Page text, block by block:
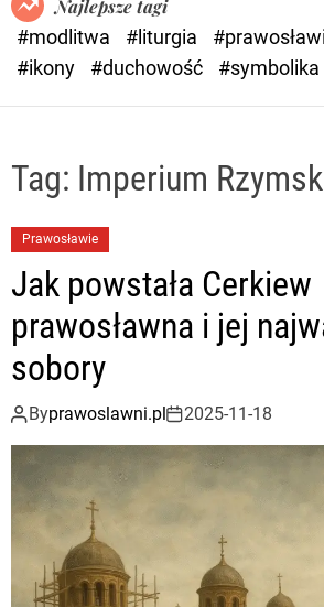
e
Najlepsze tagi
#modlitwa
#liturgia
#ikony
#duchowość #symbolika
Tag: Imperium
Prawosławie
Jak powstała Cerkiew
prawosławna i jej
sobory
Byprawoslawni.pl 2025-11-18